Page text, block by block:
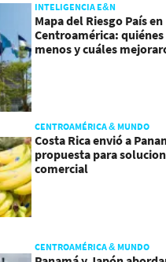
INTELIGENCIA E&N
Mapa del Riesgo País en
Centroamérica:
menos y cuáles
CENTROAMÉRICA & MUNDO
Costa Rica envió a
propuesta para
comercial
CENTROAMÉRICA & MUNDO